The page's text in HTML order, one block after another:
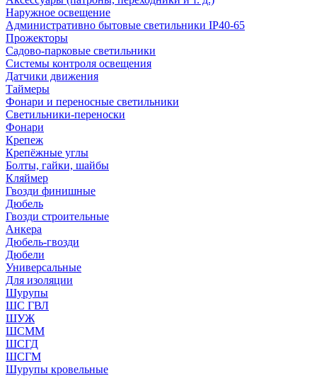
Наружное освещение
Административно бытовые светильники IP40-65
Прожекторы
Садово-парковые светильники
Системы контроля освещения
Датчики движения
Таймеры
Фонари и переносные светильники
Светильники-переноски
Фонари
Крепеж
Крепёжные углы
Болты, гайки, шайбы
Кляймер
Гвозди финишные
Дюбель
Гвозди строительные
Анкера
Дюбель-гвозди
Дюбели
Универсальные
Для изоляции
Шурупы
ШС ГВЛ
ШУЖ
ШСММ
ШСГД
ШСГМ
Шурупы кровельные